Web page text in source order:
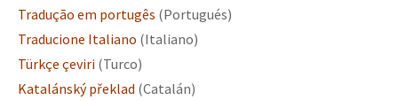
Tradução em portugês (Portugués)
Traducione Italiano (Italiano)
Türkçe çeviri (Turco)
Katalánský překlad (Catalán)